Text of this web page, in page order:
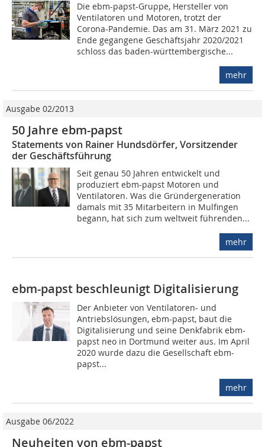
Die ebm-papst-Gruppe, Hersteller von
Ventilatoren und Motoren, trotzt der
Corona-Pandemie. Das am 31. März 2021 zu
Ende gegangene Geschäftsjahr 2020/2021
schloss das baden-württembergische...
mehr
Ausgabe 02/2013
50 Jahre ebm-papst
Statements von Rainer Hundsdörfer, Vorsitzender
der Geschäftsführung
Seit genau 50 Jahren entwickelt und
produziert ebm-papst Motoren und
Ventilatoren. Was die Gründergeneration
damals mit 35 Mitarbeitern in Mulfingen
begann, hat sich zum weltweit führenden...
mehr
ebm-papst beschleunigt Digitalisierung
Der Anbieter von Ventilatoren- und
Antriebslösungen, ebm-papst, baut die
Digitalisierung und seine Denkfabrik ebm-
papst neo in Dortmund weiter aus. Im April
2020 wurde dazu die Gesellschaft ebm-
papst...
mehr
Ausgabe 06/2022
Neuheiten von ebm-papst